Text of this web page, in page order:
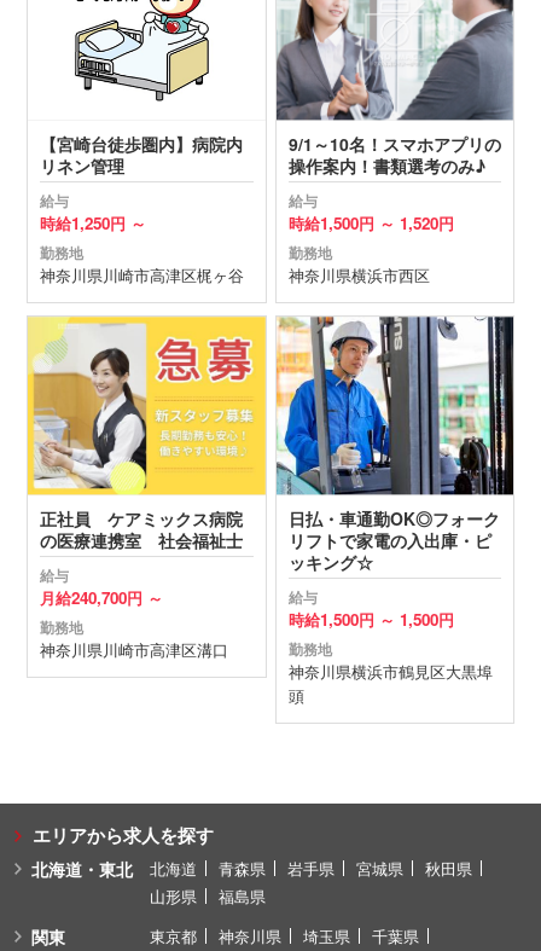
【宮崎台徒歩圏内】病院内
リネン管理
給与
時給1,250円 ～
勤務地
神奈川県川崎市高津区梶ヶ谷
9/1～10名！スマホアプリの
操作案内！書類選考のみ♪
給与
時給1,500円 ～ 1,520円
勤務地
神奈川県横浜市西区
正社員 ケアミックス病院
の医療連携室 社会福祉士
給与
月給240,700円 ～
勤務地
神奈川県川崎市高津区溝口
日払・車通勤OK◎フォーク
リフトで家電の入出庫・ピ
ッキング☆
給与
時給1,500円 ～ 1,500円
勤務地
神奈川県横浜市鶴見区大黒埠
頭
エリアから求人を探す
北海道・東北 北海道 青森県 岩手県 宮城県
秋田県
山形県
福島県
関東 東京都 神奈川県 埼玉県
千葉県